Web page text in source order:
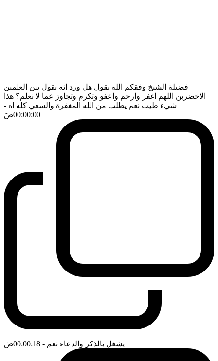
فضيلة الشيخ وفقكم الله يقول هل ورد انه يقول بين العلمين
الاخضرين اللهم اغفر وارحم واعفو وتكرم وتجاوز عما لا نعلم؟ هذا
شيء طيب نعم يطلب من الله المغفرة والسعي كله اه -
00:00:00ضَ
يشغل بالذكر والدعاء نعم - 00:00:18 ضَ